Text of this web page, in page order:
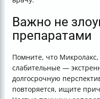
Важно не
препаратами
Помните, что Микролакс,
слабительные —
долгосрочную
повторяется, ищите